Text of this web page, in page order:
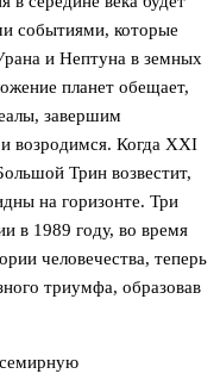
событиями, которые
и Нептуна в земных
планет обещает,
завершим
возродимся. Когда XXI
Трин возвестит,
на горизонте. Три
в 1989 году, во время
человечества, теперь
триумфа, образовав